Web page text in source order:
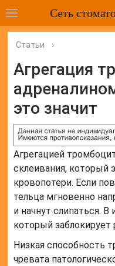
Сеть
Статьи ›
Агрегация
это значит
Агрегацией
склеивания, который
кровопотери. Если
тельца мгновенно
и начнут слипаться. В
который заблокирует
Низкая способность
чревата